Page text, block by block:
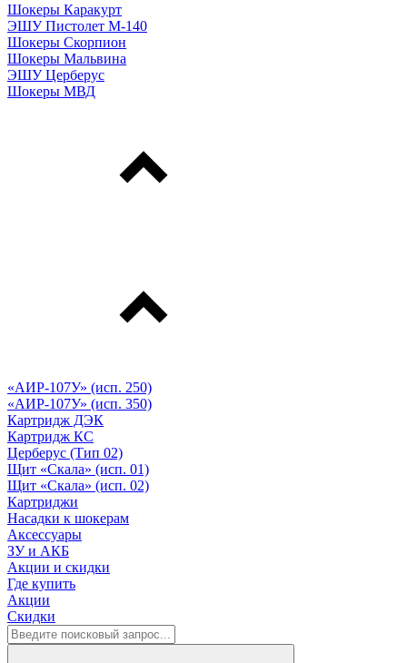
Шокеры Каракурт
ЭШУ Пистолет М-140
Шокеры Скорпион
Шокеры Мальвина
ЭШУ Церберус
Шокеры МВД
«АИР-107У» (исп. 250)
«АИР-107У» (исп. 350)
Картридж ДЭК
Картридж КС
Церберус (Тип 02)
Щит «Скала» (исп. 01)
Щит «Скала» (исп. 02)
Картриджи
Насадки к шокерам
Аксессуары
ЗУ и АКБ
Акции и скидки
Где купить
Акции
Скидки